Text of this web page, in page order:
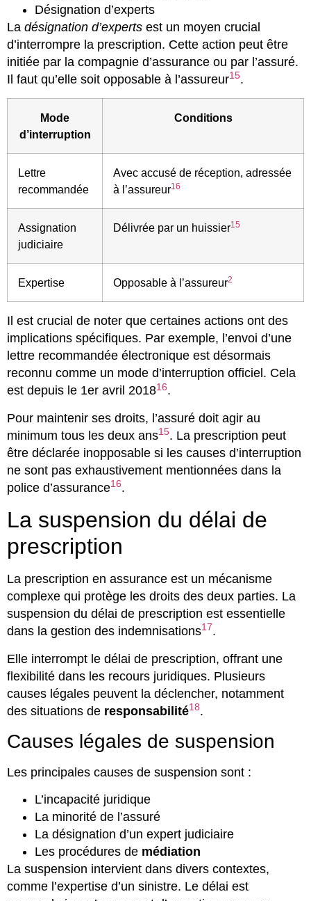
Désignation d’experts
La désignation d’experts est un moyen crucial
d’interrompre la prescription. Cette action peut être
initiée par la compagnie d’assurance ou par l’assuré.
Il faut qu’elle soit opposable à l’assureur15.
Mode
d’interruption
Conditions
Lettre
recommandée
Avec accusé de réception, adressée
à l’assureur16
Assignation
judiciaire
Délivrée par un huissier15
Expertise Opposable à l’assureur2
Il est crucial de noter que certaines actions ont des
implications spécifiques. Par exemple, l’envoi d’une
lettre recommandée électronique est désormais
reconnu comme un mode d’interruption officiel. Cela
est depuis le 1er avril 201816.
Pour maintenir ses droits, l’assuré doit agir au
minimum tous les deux ans15. La prescription peut
être déclarée inopposable si les causes d’interruption
ne sont pas exhaustivement mentionnées dans la
police d’assurance16.
La suspension du délai de
prescription
La prescription en assurance est un mécanisme
complexe qui protège les droits des deux parties. La
suspension du délai de prescription est essentielle
dans la gestion des indemnisations17.
Elle interrompt le délai de prescription, offrant une
flexibilité dans les recours juridiques. Plusieurs
causes légales peuvent la déclencher, notamment
des situations de responsabilité18.
Causes légales de suspension
Les principales causes de suspension sont :
L’incapacité juridique
La minorité de l’assuré
La désignation d’un expert judiciaire
Les procédures de médiation
La suspension intervient dans divers contextes,
comme l’expertise d’un sinistre. Le délai est